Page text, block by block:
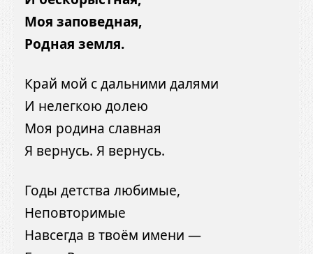
Моя заповедная,
Родная земля.
Край мой с дальними далями
И нелегкою долею
Моя родина славная
Я вернусь. Я вернусь.
Годы детства любимые,
Неповторимые
Навсегда в твоём имени —